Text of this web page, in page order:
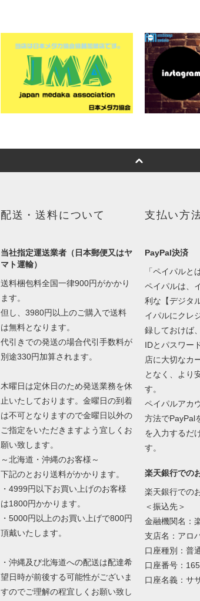
配送・送料について
当社指定運送業者（日本郵便又はヤ
マト運輸）
送料梱包料全国一律900円がかかり
ます。
但し、3980円以上のご購入で送料
は無料となります。
代引きでの発送の場合代引手数料が
別途330円加算されます。
木曜日は定休日のため発送業務を休
止いたしております。金曜日の到着
は不可となりますので金曜日以外の
ご指定をいただきますよう宜しくお
願い致します。
～北海道・沖縄のお客様～
下記のとおり送料がかかります。
・4999円以下お買い上げのお客様
は1800円かかります。
・5000円以上のお買い上げで800円
頂戴いたします。
・沖縄及び北海道への配送は配達希
望日時が前後する可能性がございま
すのでご理解の程宜しくお願い致し
支払い方
PayPal決済
「ペイパルと
ペイパルは、
利な【デジタ
イパルにクレ
録しておけば、
IDとパスワー
店に大切なカ
となく、より
す。
ペイパルアカ
方法でPayPal
を入力するだ
す。
楽天銀行での
楽天銀行での
＜振込先＞
金融機関名：
支店名：アロ
口座種別：普
口座番号：
口座名義：サ